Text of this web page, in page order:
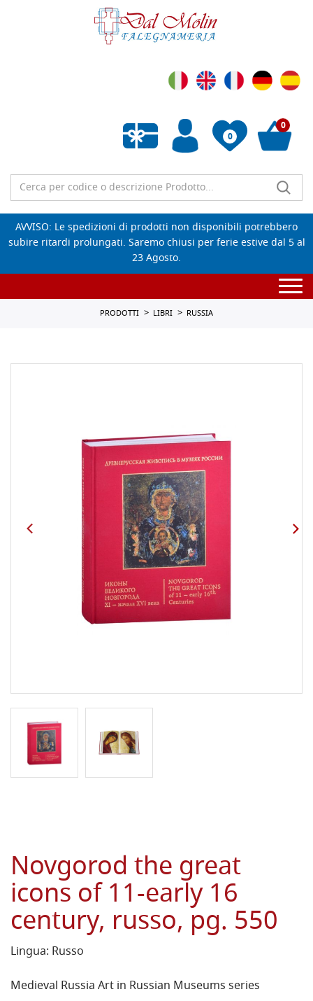
0
Wishlist vuota
0
AVVISO: Le spedizioni di prodotti non disponibili potrebbero
subire ritardi prolungati. Saremo chiusi per ferie estive dal 5 al
23 Agosto.
PRODOTTI LIBRI RUSSIA
Novgorod the great
icons of 11-early 16
century, russo, pg. 550
Lingua: Russo
Medieval Russia Art in Russian Museums series